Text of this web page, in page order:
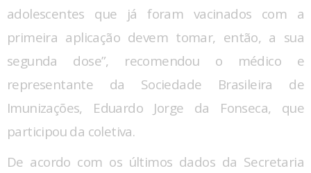
adolescentes que já foram vacinados com a
primeira aplicação devem tomar, então, a sua
segunda dose”, recomendou o médico e
representante da Sociedade Brasileira de
Imunizações, Eduardo Jorge da Fonseca, que
participou da coletiva.
De acordo com os últimos dados da Secretaria